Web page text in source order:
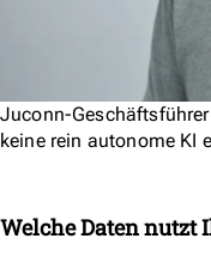
Juconn-
keine rein autonome KI
Welche Daten nutzt